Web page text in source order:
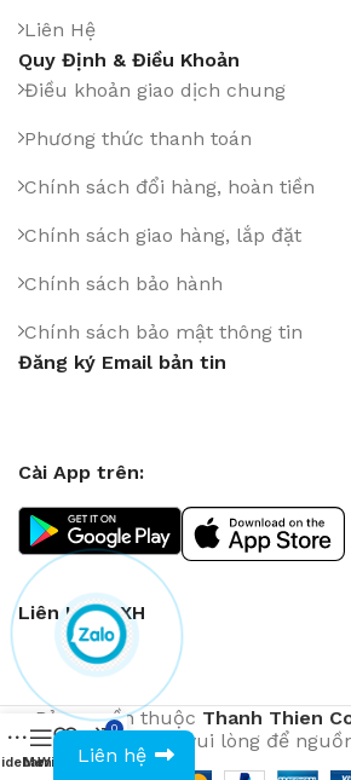
Liên Hệ
Quy Định & Điều Khoản
Điều khoản giao dịch chung
Phương thức thanh toán
Chính sách đổi hàng, hoàn tiền
Chính sách giao hàng, lắp đặt
Chính sách bảo hành
Chính sách bảo mật thông tin
Đăng ký Email bản tin
Cài App trên:
Liên Kết MXH
Bản quyền thuộc Thanh Thien
vui lòng để
MenuWishlistCompare
0
Cart
Liên hệ
0943594386